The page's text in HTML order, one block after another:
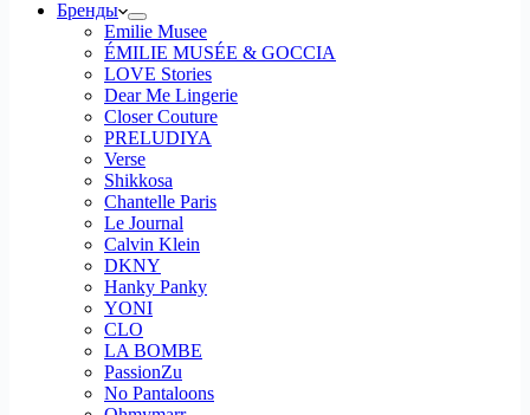
Бренды
Emilie Musee
ÉMILIE MUSÉE & GOCCIA
LOVE Stories
Dear Me Lingerie
Closer Couture
PRELUDIYA
Verse
Shikkosa
Chantelle Paris
Le Journal
Calvin Klein
DKNY
Hanky Panky
YONI
CLO
LA BOMBE
PassionZu
No Pantaloons